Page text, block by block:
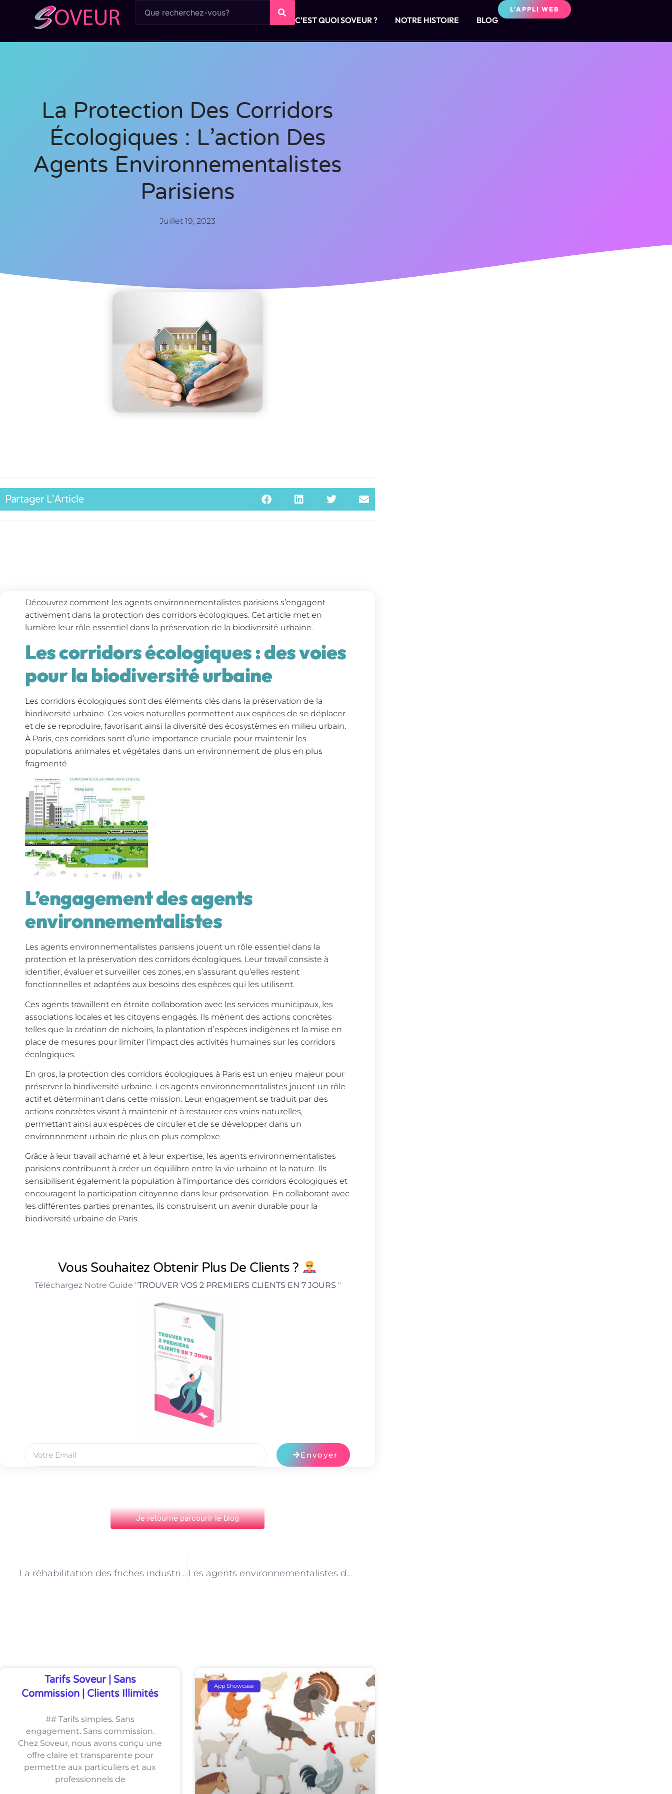
C’EST QUOI SOVEUR ? NOTRE HISTOIRE BLOG
L'APPLI WEB
La Protection Des Corridors
Écologiques : L’action Des
Agents Environnementalistes
Parisiens
Juillet 19, 2023
Partager L'Article
Découvrez comment les agents environnementalistes parisiens s’engagent
activement dans la protection des corridors écologiques. Cet article met en
lumière leur rôle essentiel dans la préservation de la biodiversité urbaine.
Les corridors écologiques : des voies
pour la biodiversité urbaine
Les corridors écologiques sont des éléments clés dans la préservation de la
biodiversité urbaine. Ces voies naturelles permettent aux espèces de se déplacer
et de se reproduire, favorisant ainsi la diversité des écosystèmes en milieu urbain.
À Paris, ces corridors sont d’une importance cruciale pour maintenir les
populations animales et végétales dans un environnement de plus en plus
fragmenté.
L’engagement des agents
environnementalistes
Les agents environnementalistes parisiens jouent un rôle essentiel dans la
protection et la préservation des corridors écologiques. Leur travail consiste à
identifier, évaluer et surveiller ces zones, en s’assurant qu’elles restent
fonctionnelles et adaptées aux besoins des espèces qui les utilisent.
Ces agents travaillent en étroite collaboration avec les services municipaux, les
associations locales et les citoyens engagés. Ils mènent des actions concrètes
telles que la création de nichoirs, la plantation d’espèces indigènes et la mise en
place de mesures pour limiter l’impact des activités humaines sur les corridors
écologiques.
En gros, la protection des corridors écologiques à Paris est un enjeu majeur pour
préserver la biodiversité urbaine. Les agents environnementalistes jouent un rôle
actif et déterminant dans cette mission. Leur engagement se traduit par des
actions concrètes visant à maintenir et à restaurer ces voies naturelles,
permettant ainsi aux espèces de circuler et de se développer dans un
environnement urbain de plus en plus complexe.
Grâce à leur travail acharné et à leur expertise, les agents environnementalistes
parisiens contribuent à créer un équilibre entre la vie urbaine et la nature. Ils
sensibilisent également la population à l’importance des corridors écologiques et
encouragent la participation citoyenne dans leur préservation. En collaborant avec
les différentes parties prenantes, ils construisent un avenir durable pour la
biodiversité urbaine de Paris.
Vous Souhaitez Obtenir Plus De Clients ?
Téléchargez Notre Guide "TROUVER VOS 2 PREMIERS CLIENTS EN 7 JOURS "
Envoyer
Je retourne parcourir le blog
La réhabilitation des friches industrielles à Paris : le rôle des agents environnementalistes Les agents environnementalistes de Paris et la préservation des zones humides
Tarifs Soveur | Sans
Commission | Clients Illimités
## Tarifs simples. Sans
engagement. Sans commission.
Chez Soveur, nous avons conçu une
offre claire et transparente pour
permettre aux particuliers et aux
professionnels de
App Showcase